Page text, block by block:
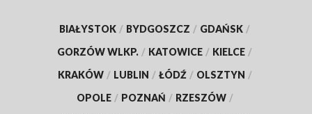
BIAŁYSTOK / BYDGOSZCZ / GDAŃSK /
GORZÓW WLKP. / KATOWICE / KIELCE /
KRAKÓW / LUBLIN / ŁÓDŹ / OLSZTYN /
OPOLE / POZNAŃ / RZESZÓW /